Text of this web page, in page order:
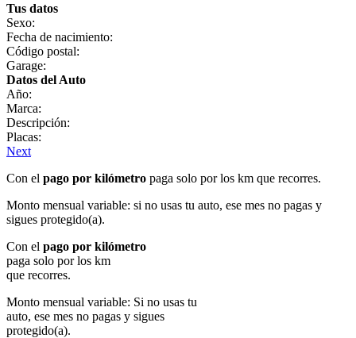
Tus datos
Sexo:
Fecha de nacimiento:
Código postal:
Garage:
Datos del Auto
Año:
Marca:
Descripción:
Placas:
Next
Con el pago por kilómetro paga solo por los km que recorres.
Monto mensual variable: si no usas tu auto, ese mes no pagas y
sigues protegido(a).
Con el pago por kilómetro
paga solo por los km
que recorres.
Monto mensual variable: Si no usas tu
auto, ese mes no pagas y sigues
protegido(a).